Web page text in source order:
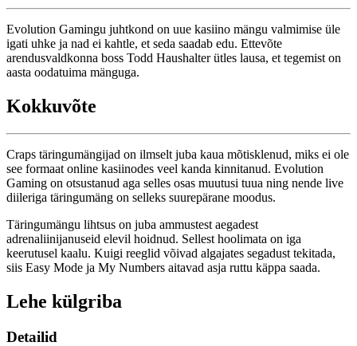
Evolution Gamingu juhtkond on uue kasiino mängu valmimise üle
igati uhke ja nad ei kahtle, et seda saadab edu. Ettevõte
arendusvaldkonna boss Todd Haushalter ütles lausa, et tegemist on
aasta oodatuima mänguga.
Kokkuvõte
Craps täringumängijad on ilmselt juba kaua mõtisklenud, miks ei ole
see formaat online kasiinodes veel kanda kinnitanud. Evolution
Gaming on otsustanud aga selles osas muutusi tuua ning nende live
diileriga täringumäng on selleks suurepärane moodus.
Täringumängu lihtsus on juba ammustest aegadest
adrenaliinijanuseid elevil hoidnud. Sellest hoolimata on iga
keerutusel kaalu. Kuigi reeglid võivad algajates segadust tekitada,
siis Easy Mode ja My Numbers aitavad asja ruttu käppa saada.
Lehe külgriba
Detailid